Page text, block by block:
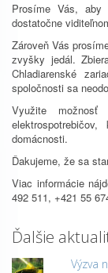
Prosíme Vás, aby
dostatočne
Zároveň Vás
zvyšky jedál.
Chladiarenské
spoločnosti sa
Využite možnosť
domácnosti.
Ďakujeme, že sa
Viac informácie
492 511, +421 55
Ďalšie
Výzva